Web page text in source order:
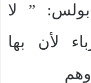
” لا
لأن بها